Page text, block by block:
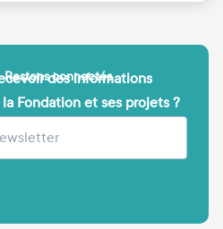
des informations
Fondation et ses projets ?
(obligatoire)
Restons connectés